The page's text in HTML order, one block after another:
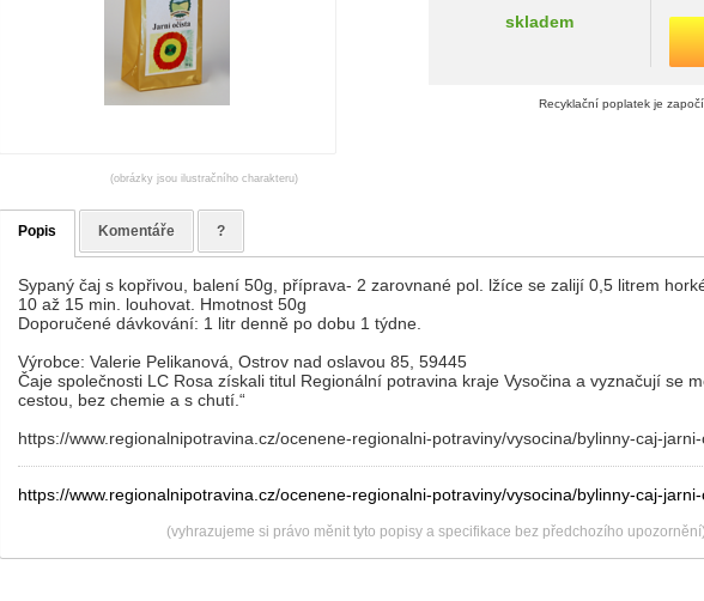
(obrázky jsou ilustračního charakteru)
skladem
Recyklační poplatek je
Popis Komentáře ?
Sypaný čaj s kopřivou, balení 50g, příprava- 2 zarovnané pol. lžíce se zalijí 0,5 litrem
10 až 15 min. louhovat. Hmotnost 50g
Doporučené dávkování: 1 litr denně po dobu 1 týdne.
Výrobce: Valerie Pelikanová, Ostrov nad oslavou 85, 59445
Čaje společnosti LC Rosa získali titul Regionální potravina kraje Vysočina a vyznačují se
cestou, bez chemie a s chutí.“
https://www.regionalnipotravina.cz/ocenene-regionalni-potraviny/vysocina/bylinny-caj-
https://www.regionalnipotravina.cz/ocenene-regionalni-potraviny/vysocina/bylinny-caj-
(vyhrazujeme si právo měnit tyto popisy a specifikace bez předchozího